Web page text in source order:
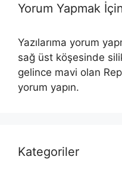
Yorum Yapmak
Yazılarıma yorum
sağ üst köşesinde
gelince mavi olan
yorum yapın.
Kategoriler